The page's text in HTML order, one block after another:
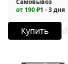
от 190 ₽1 - 3 дня
Купить